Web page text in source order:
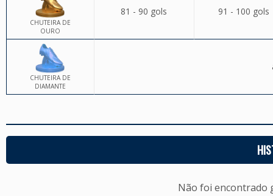
CHUTEIRA DE
OURO
81 - 90 gols 91 - 100 gols
CHUTEIRA DE
DIAMANTE
Não foi encontrado